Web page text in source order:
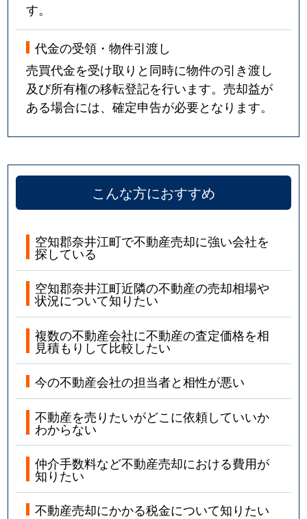
す。
代金の受領・物件引渡し
売買代金を受け取りと同時に物件の引き渡し
及び所有権の移転登記を行います。売却益が
ある場合には、確定申告が必要となります。
こんな方におすすめ
空知郡奈井江町で不動産売却に強い会社を
探している
空知郡奈井江町近隣の不動産の売却相場や
状況について知りたい
複数の不動産会社に不動産の査定価格を相
見積もりして比較したい
今の不動産会社の担当者と相性が悪い
不動産を売りたいがどこに依頼していいか
わからない
仲介手数料など不動産売却における費用が
知りたい
不動産売却にかかる税金について知りたい